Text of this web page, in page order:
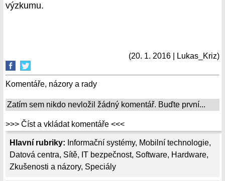
Hlavní rubriky: Informační systémy, Mobilní technologie,
Datová centra, Sítě, IT bezpečnost, Software, Hardware,
Zkušenosti a názory, Speciály
výzkumu.
(20. 1. 2016 | Lukas_Kriz)
Komentáře, názory a rady
Zatím sem nikdo nevložil žádný komentář. Buďte první...
>>> Číst a vkládat komentáře <<<